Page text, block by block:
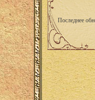
Последнее